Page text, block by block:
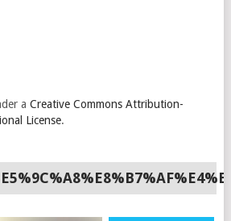
a Creative Commons Attribution-
License.